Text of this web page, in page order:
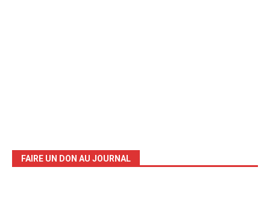
FAIRE UN DON AU JOURNAL